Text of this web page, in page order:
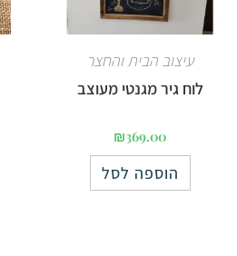
עיצוב הבית והחצר
לוח גיר מגנטי מעוצב
₪369.00
הוספה לסל